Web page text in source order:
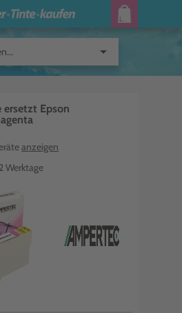
arrow_drop_down
Epson
anzeigen
Werktage